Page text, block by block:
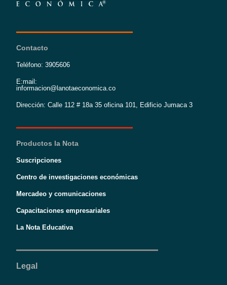
Contacto
Teléfono: 3905606
E:mail:
informacion@lanotaeconomica.co
Dirección: Calle 112 # 18a 35 oficina 101, Edificio Jumaca 3
Productos la Nota
Suscripciones
Centro de investigaciones económicas
Mercadeo y comunicaciones
Capacitaciones empresariales
La Nota Educativa
Legal